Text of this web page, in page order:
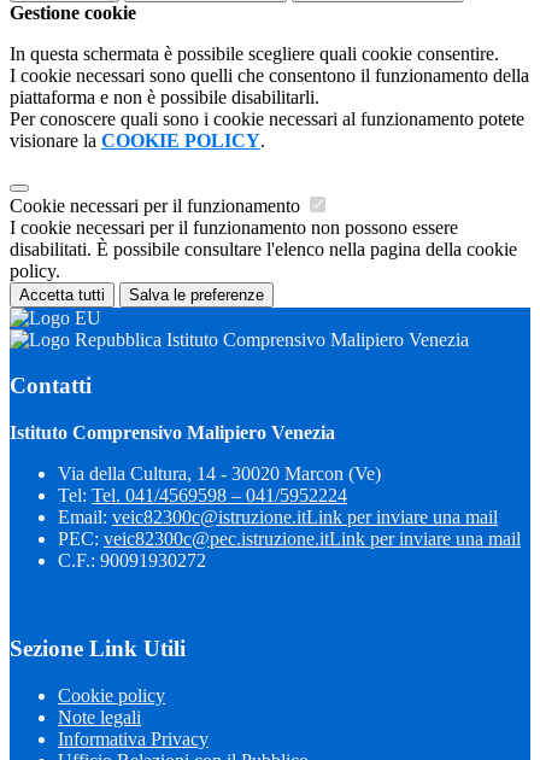
Gestione cookie
In questa schermata è possibile scegliere quali cookie consentire.
I cookie necessari sono quelli che consentono il funzionamento della
piattaforma e non è possibile disabilitarli.
Per conoscere quali sono i cookie necessari al funzionamento potete
visionare la COOKIE POLICY.
Cookie necessari per il funzionamento
I cookie necessari per il funzionamento non possono essere
disabilitati. È possibile consultare l'elenco nella pagina della cookie
policy.
Accetta tutti Salva le preferenze
Istituto Comprensivo Malipiero Venezia
Contatti
Istituto Comprensivo Malipiero Venezia
Via della Cultura, 14 - 30020 Marcon (Ve)
Tel: Tel. 041/4569598 – 041/5952224
Email: veic82300c@istruzione.itLink per inviare una mail
PEC: veic82300c@pec.istruzione.itLink per inviare una mail
C.F.: 90091930272
Sezione Link Utili
Cookie policy
Note legali
Informativa Privacy